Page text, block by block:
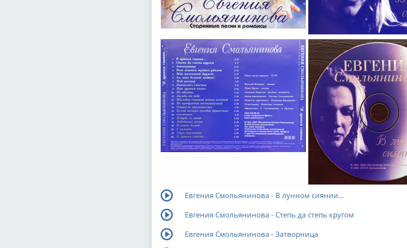
Евгения Смольянинова - В лунном сиянии...
Евгения Смольянинова - Степь да степь кругом
Евгения Смольянинова - Затворница